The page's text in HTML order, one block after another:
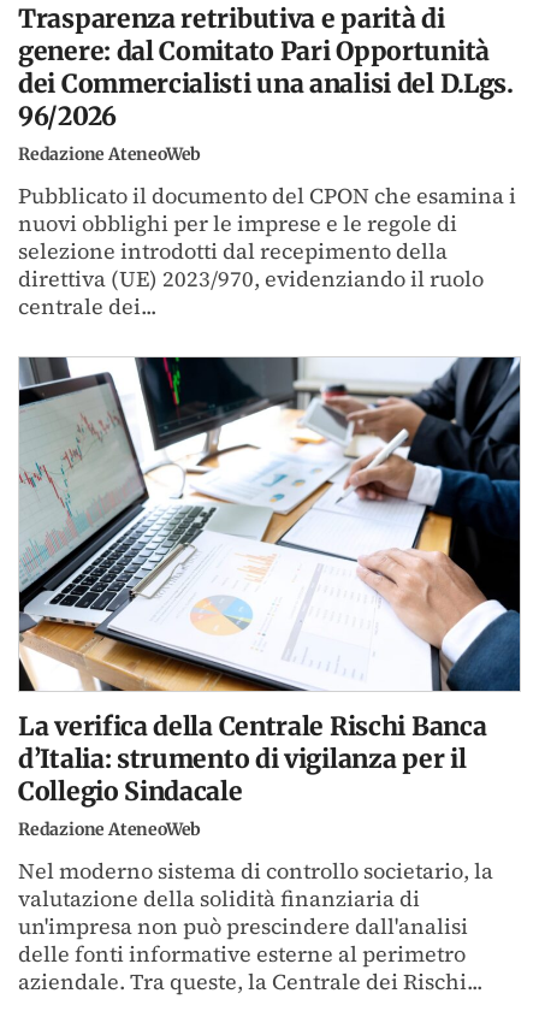
Trasparenza retributiva e parità di
genere: dal Comitato Pari Opportunità
dei Commercialisti una analisi del D.Lgs.
96/2026
Redazione AteneoWeb
Pubblicato il documento del CPON che esamina i
nuovi obblighi per le imprese e le regole di
selezione introdotti dal recepimento della
direttiva (UE) 2023/970, evidenziando il ruolo
centrale dei...
La verifica della Centrale Rischi Banca
d’Italia: strumento di vigilanza per il
Collegio Sindacale
Redazione AteneoWeb
Nel moderno sistema di controllo societario, la
valutazione della solidità finanziaria di
un'impresa non può prescindere dall'analisi
delle fonti informative esterne al perimetro
aziendale. Tra queste, la Centrale dei Rischi...